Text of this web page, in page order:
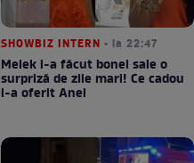
SHOWBIZ INTERN • la 22:47
Melek i-a făcut bonei sale o
surpriză de zile mari! Ce cadou
i-a oferit Anei